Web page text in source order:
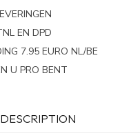
EN DPD
7.95 EURO NL/BE
U PRO BENT